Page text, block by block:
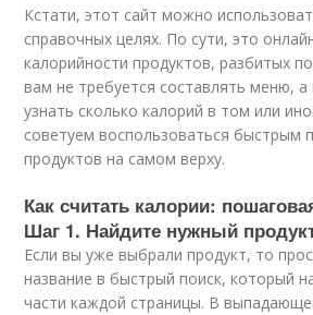
Кстати, этот сайт можно
справочных целях. По сути, это
калорийности продуктов, разбитых
вам не требуется составлять меню,
узнать сколько калорий в том или
советуем воспользоваться быстрым
продуктов на самом верху.
Как считать калории:
Шаг 1. Найдите нужный
Если вы уже выбрали продукт, то
название в быстрый поиск, который
части каждой страницы. В